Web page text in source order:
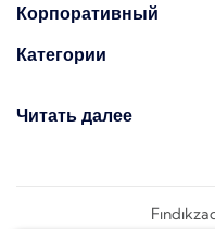
Корпоративный
Категории
Читать далее